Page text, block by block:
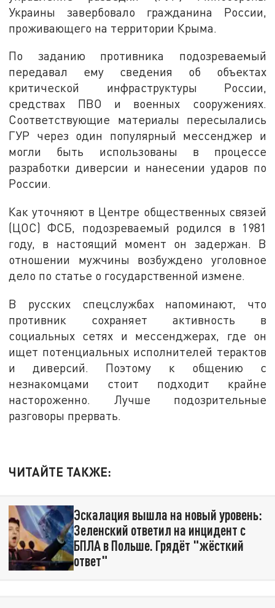
Украины завербовало гражданина России,
проживающего на территории Крыма.
По заданию противника подозреваемый
передавал ему сведения об объектах
критической инфраструктуры России,
средствах ПВО и военных сооружениях.
Соответствующие материалы пересылались
ГУР через один популярный мессенджер и
могли быть использованы в процессе
разработки диверсии и нанесении ударов по
России.
Как уточняют в Центре общественных связей
(ЦОС) ФСБ, подозреваемый родился в 1981
году, в настоящий момент он задержан. В
отношении мужчины возбуждено уголовное
дело по статье о государственной измене.
В русских спецслужбах напоминают, что
противник сохраняет активность в
социальных сетях и мессенджерах, где он
ищет потенциальных исполнителей терактов
и диверсий. Поэтому к общению с
незнакомцами стоит подходит крайне
настороженно. Лучше подозрительные
разговоры прервать.
ЧИТАЙТЕ ТАКЖЕ:
Эскалация вышла на новый уровень:
Зеленский ответил на инцидент с
БПЛА в Польше. Грядёт "жёсткий
ответ"